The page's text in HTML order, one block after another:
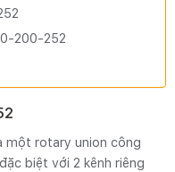
200-252
một rotary union công
biệt với 2 kênh riêng